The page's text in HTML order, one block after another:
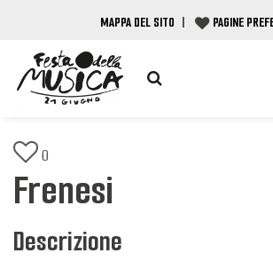
MAPPA DEL SITO | PAGINE
0
Frenesi
Descrizione